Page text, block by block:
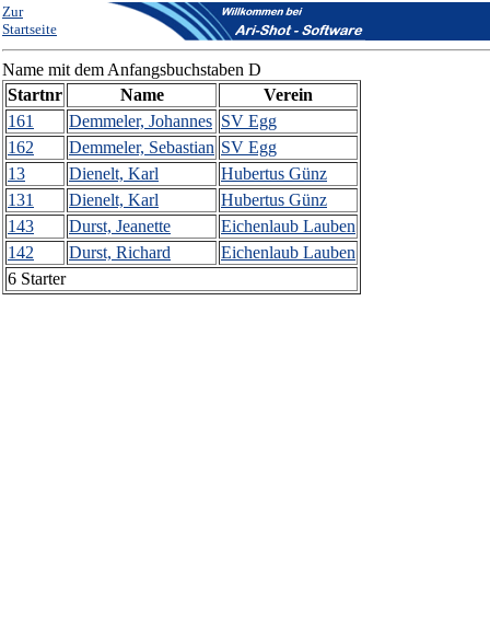
Zur
Startseite
Name mit dem Anfangsbuchstaben D
Startnr
Name
Verein
161
Demmeler, Johannes SV Egg
162
Demmeler, Sebastian SV Egg
13
Dienelt, Karl
Hubertus Günz
131
Dienelt, Karl
Hubertus Günz
143
Durst, Jeanette
Eichenlaub Lauben
142
Durst, Richard
Eichenlaub Lauben
6 Starter